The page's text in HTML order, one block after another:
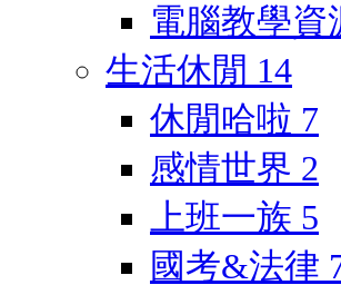
電腦教學資
生活休閒 14
休閒哈啦 7
感情世界 2
上班一族 5
國考&法律